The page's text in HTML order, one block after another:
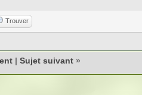
Trouver
| Sujet suivant »